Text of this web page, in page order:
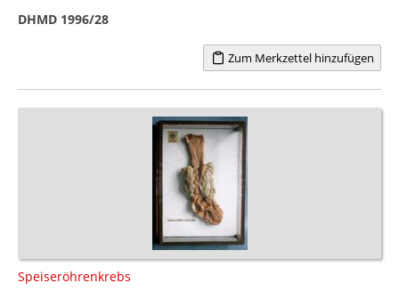
DHMD 1996/28
Zum Merkzettel hinzufügen
Speiseröhrenkrebs